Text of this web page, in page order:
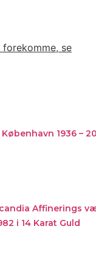
se
1936 –
Affinerings
i 14 Karat Guld